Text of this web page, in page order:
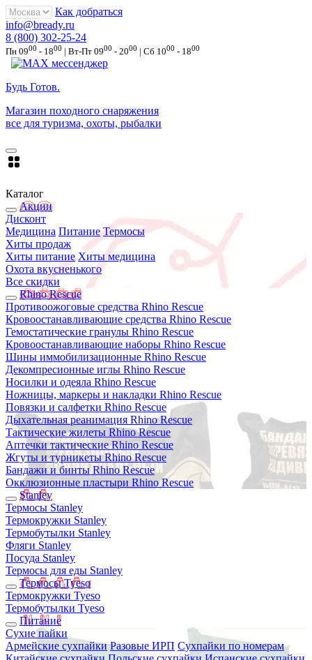
Как добраться
info@bready.ru
8 (800) 302-25-24
Пн 0900 - 1800 | Вт-Пт 0900 - 2000 | Сб 1000 - 1800
Будь Готов.
Магазин походного снаряжения
все для туризма, охоты, рыбалки
Каталог
Акции
Дисконт
Медицина Питание Термосы
Хиты продаж
Хиты питание Хиты медицина
Охота вкусненького
Все скидки
Rhino Rescue
Противоожоговые средства Rhino Rescue
Кровоостанавливающие средства Rhino Rescue
Гемостатические гранулы Rhino Rescue
Кровоостанавливающие наборы Rhino Rescue
Шины иммобилизационные Rhino Rescue
Декомпресионные иглы Rhino Rescue
Носилки и одеяла Rhino Rescue
Ножницы, маркеры и накладки Rhino Rescue
Повязки и салфетки Rhino Rescue
Дыхательная реанимация Rhino Rescue
Тактические жилеты Rhino Rescue
Аптечки тактические Rhino Rescue
Жгуты и турникеты Rhino Rescue
Бандажи и бинты Rhino Rescue
Окклюзионные пластыри Rhino Rescue
Stanley
Термосы Stanley
Термокружки Stanley
Термобутылки Stanley
Фляги Stanley
Посуда Stanley
Термосы для еды Stanley
Термосы Tyeso
Термокружки Tyeso
Термобутылки Tyeso
Питание
Сухие пайки
Армейские сухпайки Разовые ИРП Сухпайки по номерам